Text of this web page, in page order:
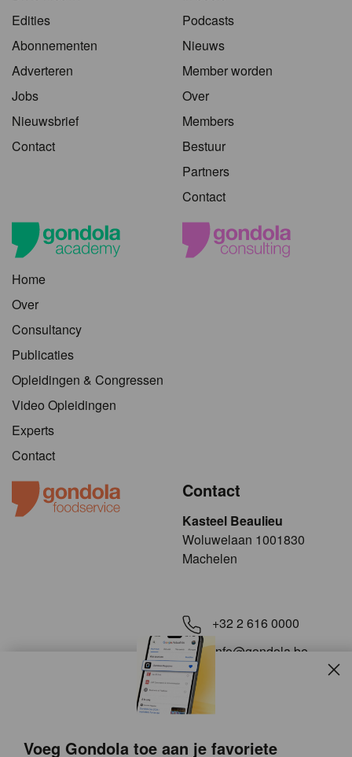
Voeg Gondola toe aan je favoriete
Edities
Abonnementen
Adverteren
Jobs
Nieuwsbrief
Contact
Podcasts
Nieuws
Member worden
Over
Members
Bestuur
Partners
Contact
Home
Over
Consultancy
Publicaties
Opleidingen & Congressen
Video Opleidingen
Experts
Contact
Contact
Kasteel Beaulieu
​​​Woluwelaan 1001830
Machelen
+32 2 616 0000
info@gondola.be
Volg ons op